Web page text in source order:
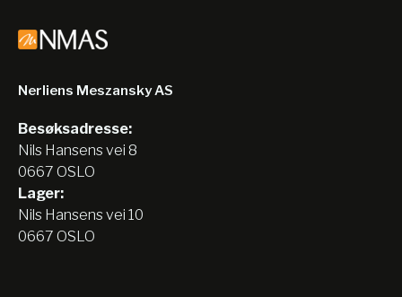
Nerliens Meszansky AS
Besøksadresse:
Nils Hansens vei 8
0667 OSLO
Lager:
Nils Hansens vei 10
0667 OSLO